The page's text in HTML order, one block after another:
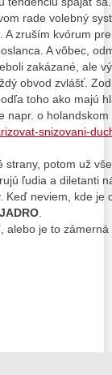
rade volebný
zruším kvórum
A vôbec,
zakázané, ale
obvod zvlášť.
toho ako majú
napr. o
snizovani-
strany, potom už
ľudia a diletanti
neviem, kde je
JADRO
je to zámerná